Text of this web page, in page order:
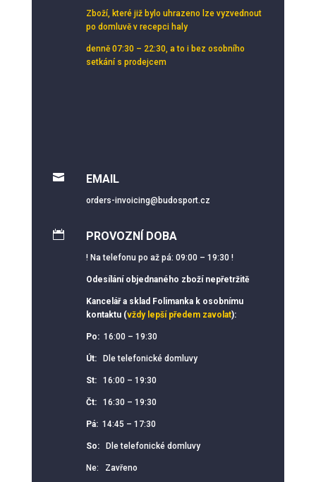
Zboží, které již bylo uhrazeno lze vyzvednout
po domluvě v recepci haly
denně 07:30 – 22:30, a to i bez osobního
setkání s prodejcem
 EMAIL
orders-invoicing@budosport.cz
 PROVOZNÍ DOBA
! Na telefonu po až pá: 09:00 – 19:30 !
Odesílání objednaného zboží nepřetržitě
Kancelář a sklad Folimanka k osobnímu
kontaktu (vždy lepší předem zavolat):
Po: 16:00 – 19:30
Út:Dle telefonické domluvy
St: 16:00 – 19:30
Čt: 16:30 – 19:30
Pá:14:45 – 17:30
So: Dle telefonické domluvy
Ne: Zavřeno